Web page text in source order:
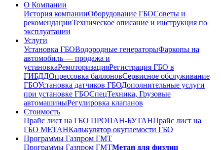
О Компании
История компанииОборудование ГБОСоветы и
рекомендацииТехническое описание и инструкция по
эксплуатации
Услуги
Установка ГБОВодородные генераторыФаркопы на
автомобиль — продажа и
установкаРемоторизацияРегистрация ГБО в
ГИБДДОпрессовка баллоновСервисное обслуживание
ГБОУстановка датчиков ГБОДополнительные услуги
при установке ГБОСпецТехника, Грузовые
автомашиныРегулировка клапанов
Стоимость
Прайс лист на ГБО ПРОПАН-БУТАНПрайс лист на
ГБО МЕТАНКалькулятор окупаемости ГБО
Программы Газпром ГМТ
Программы Газпром ГМТМетан для физлиц